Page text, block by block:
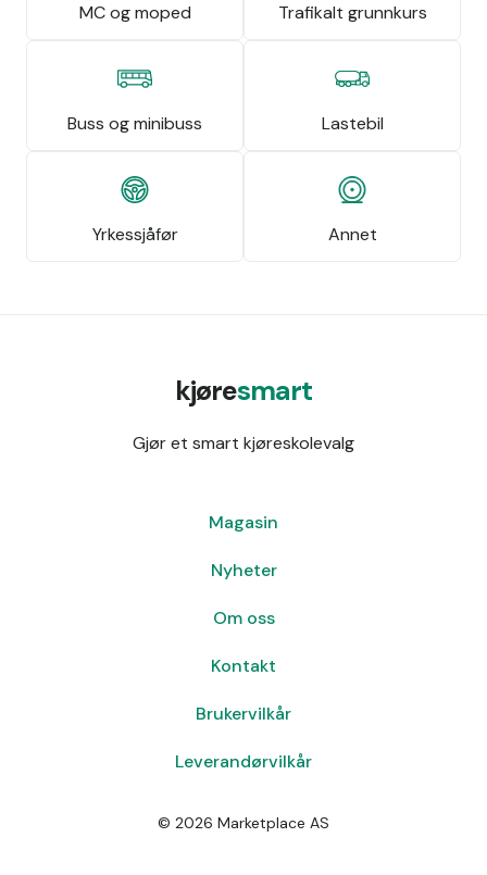
MC og moped Trafikalt grunnkurs
Buss og minibuss Lastebil
Yrkessjåfør Annet
kjøresmart
Gjør et smart kjøreskolevalg
Magasin
Nyheter
Om oss
Kontakt
Brukervilkår
Leverandørvilkår
© 2026 Marketplace AS